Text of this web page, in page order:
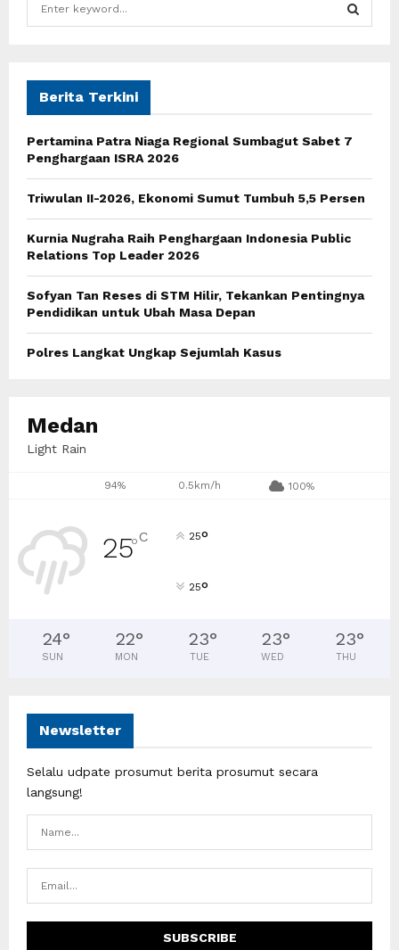
f
r
H
Berita Terkini
Pertamina Patra Niaga Regional Sumbagut Sabet 7
Penghargaan ISRA 2026
Triwulan II-2026, Ekonomi Sumut Tumbuh 5,5 Persen
Kurnia Nugraha Raih Penghargaan Indonesia Public
Relations Top Leader 2026
Sofyan Tan Reses di STM Hilir, Tekankan Pentingnya
Pendidikan untuk Ubah Masa Depan
Polres Langkat Ungkap Sejumlah Kasus
Medan
Light Rain
94% 0.5km/h 100%
25°C 25°
25°
24°
SUN
22°
MON
23°
TUE
23°
WED
23°
THU
Newsletter
Selalu udpate prosumut berita prosumut secara
langsung!